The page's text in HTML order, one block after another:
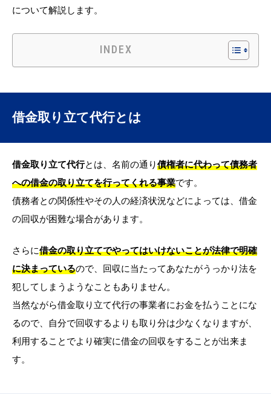
について解説します。
INDEX
借金取り立て代行とは
借金取り立て代行とは、名前の通り債権者に代わって債務者
への借金の取り立てを行ってくれる事業です。
債務者との関係性やその人の経済状況などによっては、借金
の回収が困難な場合があります。
さらに借金の取り立てでやってはいけないことが法律で明確
に決まっているので、回収に当たってあなたがうっかり法を
犯してしまうようなこともありません。
当然ながら借金取り立て代行の事業者にお金を払うことにな
るので、自分で回収するよりも取り分は少なくなりますが、
利用することでより確実に借金の回収をすることが出来ま
す。